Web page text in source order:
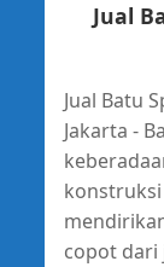
Jual
Jual Batu
Jakarta -
copot dari